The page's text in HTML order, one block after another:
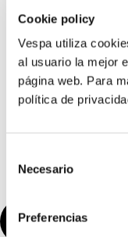
Cookie policy
Vespa utiliza
al usuario la mejor
página web. Para
política de
Necesario
Preferencias
hacer la
Los tiempos de
Puedes descargar
consultar la tabla
manual de uso y